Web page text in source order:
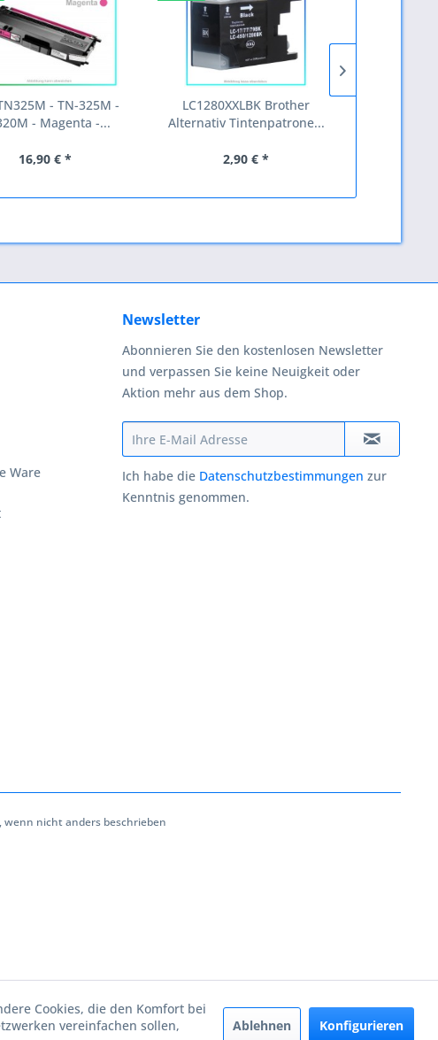
- TN-325M -
- Magenta -...
16,90 € *
LC1280XXLBK Brother
Alternativ Tintenpatrone...
2,90 € *
Ware
Newsletter
Abonnieren Sie den kostenlosen Newsletter
und verpassen Sie keine Neuigkeit oder
Aktion mehr aus dem Shop.
Ich habe die Datenschutzbestimmungen zur
Kenntnis genommen.
nicht anders beschrieben
Cookies, die den Komfort bei
vereinfachen sollen,
Ablehnen Konfigurieren